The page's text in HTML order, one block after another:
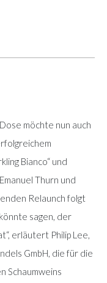
möchte nun auch
Bianco“ und
Thurn und
Relaunch folgt
sagen, der
erläutert Philip Lee,
GmbH, die für die
Schaumweins